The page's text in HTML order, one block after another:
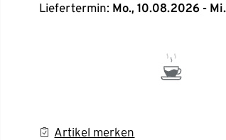
Liefertermin: Mo., 10.08.2026 -
Artikel merken